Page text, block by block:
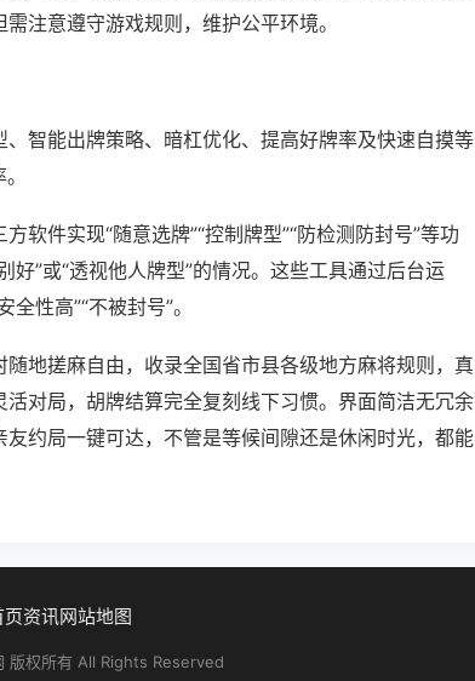
注意遵守游戏规则，维护公平环境。
智能出牌策略、暗杠优化、提高好牌率及快速自摸等
软件实现“随意选牌”“控制牌型”“防检测防封号”等功
好”或“透视他人牌型”的情况。这些工具通过后台运
性高”“不被封号”。
地搓麻自由，收录全国省市县各级地方麻将规则，真
对局，胡牌结算完全复刻线下习惯。界面简洁无冗余
约局一键可达，不管是等候间隙还是休闲时光，都能
页资讯网站地图
版权所有 All Rights Reserved